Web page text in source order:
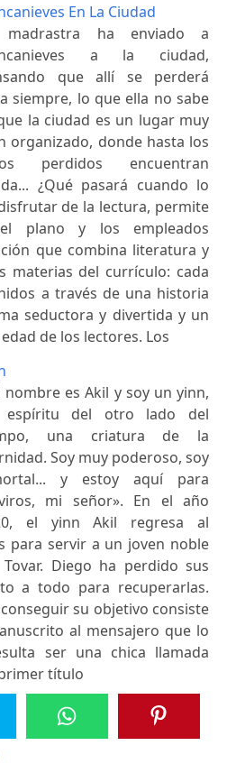
En La Ciudad
madrastra ha enviado a
a la ciudad,
que allí se perderá
siempre, lo que ella no sabe
la ciudad es un lugar muy
organizado, donde hasta los
perdidos encuentran
¿Qué pasará cuando lo
de la lectura, permite
plano y los empleados
que combina literatura y
materias del currículo: cada
a través de una historia
seductora y divertida y un
de los lectores. Los
nombre es Akil y soy un yinn,
espíritu del otro lado del
una criatura de la
Soy muy poderoso, soy
y estoy aquí para
mi señor». En el año
el yinn Akil regresa al
para servir a un joven noble
Diego ha perdido sus
a todo para recuperarlas.
su objetivo consiste
al mensajero que lo
ser una chica llamada
título